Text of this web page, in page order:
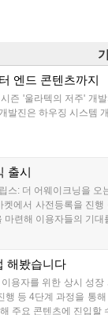
엔드 콘텐츠까지
즌 '울라텍의 저주' 개
발진은 하우징 시스템
출시
스: 더 어웨이크닝을
에서 사전등록을 진
련해 이용자들의 기대
해봤습니다
용자를 위한 상시 성
등 4단계 과정을 통
주요 콘텐츠에 진입할